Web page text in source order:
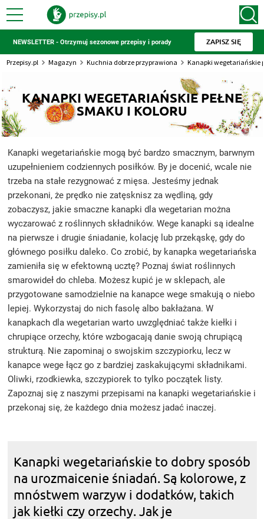
NEWSLETTER - Otrzymuj sezonowe przepisy i porady ZAPISZ SIĘ
Przepisy.pl Magazyn Kuchnia dobrze przyprawiona Kanapki wegetariańskie
KANAPKI WEGETARIAŃSKIE PEŁNE
SMAKU I KOLORU
Kanapki wegetariańskie mogą być bardzo smacznym, barwnym
uzupełnieniem codziennych posiłków. By je docenić, wcale nie
trzeba na stałe rezygnować z mięsa. Jesteśmy jednak
przekonani, że prędko nie zatęsknisz za wędliną, gdy
zobaczysz, jakie smaczne kanapki dla wegetarian można
wyczarować z roślinnych składników. Wege kanapki są idealne
na pierwsze i drugie śniadanie, kolację lub przekąskę, gdy do
głównego posiłku daleko. Co zrobić, by kanapka wegetariańska
zamieniła się w efektowną ucztę? Poznaj świat roślinnych
smarowideł do chleba. Możesz kupić je w sklepach, ale
przygotowane samodzielnie na kanapce wege smakują o niebo
lepiej. Wykorzystaj do nich fasolę albo bakłażana. W
kanapkach dla wegetarian warto uwzględniać także kiełki i
chrupiące orzechy, które wzbogacają danie swoją chrupiącą
strukturą. Nie zapominaj o swojskim szczypiorku, lecz w
kanapce wege łącz go z bardziej zaskakującymi składnikami.
Oliwki, rzodkiewka, szczypiorek to tylko początek listy.
Zapoznaj się z naszymi przepisami na kanapki wegetariańskie i
przekonaj się, że każdego dnia możesz jadać inaczej.
Kanapki wegetariańskie to dobry sposób
na urozmaicenie śniadań. Są kolorowe, z
mnóstwem warzyw i dodatków, takich
jak kiełki czy orzechy. Jak je